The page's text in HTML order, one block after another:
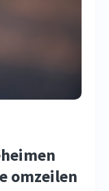
omzeilen